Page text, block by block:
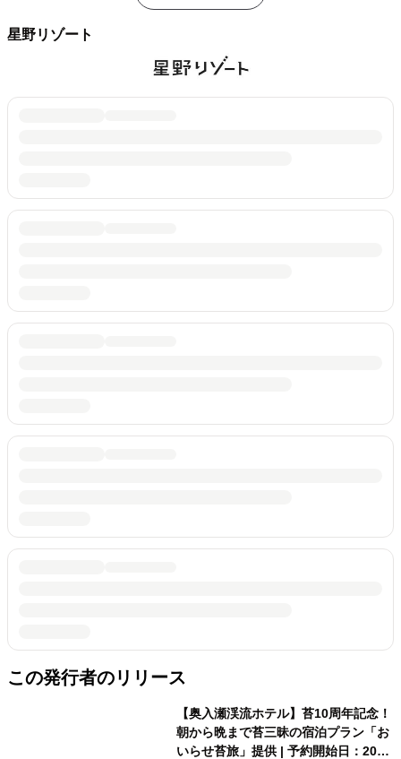
星野リゾート
この発行者のリリース
【奥入瀬渓流ホテル】苔10周年記念！
朝から晩まで苔三昧の宿泊プラン「お
いらせ苔旅」提供 | 予約開始日：2023